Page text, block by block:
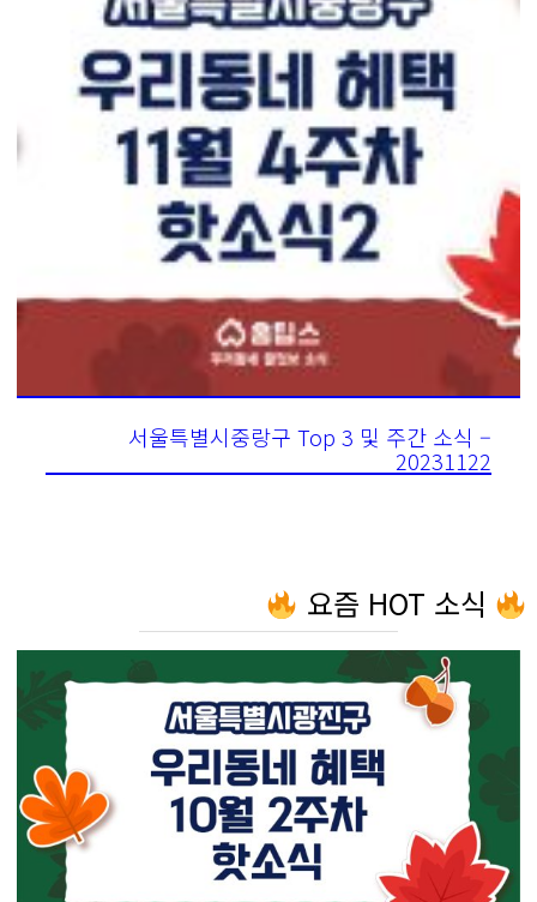
서울특별시중랑구 Top 3 및 주간 소식 –
20231122
요즘 HOT 소식